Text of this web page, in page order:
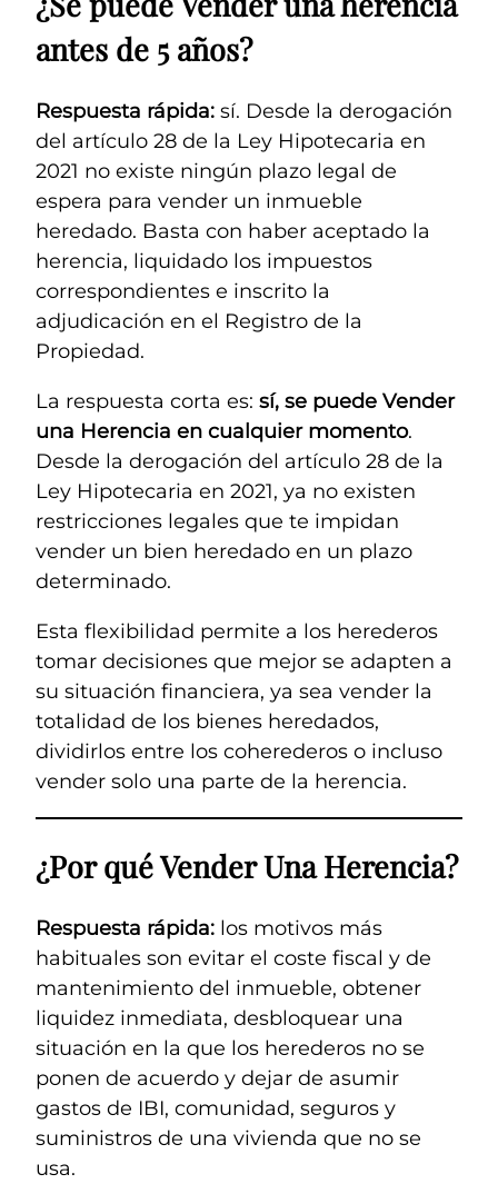
antes de 5 años?
Respuesta rápida: sí. Desde la derogación
del artículo 28 de la Ley Hipotecaria en
2021 no existe ningún plazo legal de
espera para vender un inmueble
heredado. Basta con haber aceptado la
herencia, liquidado los impuestos
correspondientes e inscrito la
adjudicación en el Registro de la
Propiedad.
La respuesta corta es: sí, se puede Vender
una Herencia en cualquier momento.
Desde la derogación del artículo 28 de la
Ley Hipotecaria en 2021, ya no existen
restricciones legales que te impidan
vender un bien heredado en un plazo
determinado.
Esta flexibilidad permite a los herederos
tomar decisiones que mejor se adapten a
su situación financiera, ya sea vender la
totalidad de los bienes heredados,
dividirlos entre los coherederos o incluso
vender solo una parte de la herencia.
¿Por qué Vender Una Herencia?
Respuesta rápida: los motivos más
habituales son evitar el coste fiscal y de
mantenimiento del inmueble, obtener
liquidez inmediata, desbloquear una
situación en la que los herederos no se
ponen de acuerdo y dejar de asumir
gastos de IBI, comunidad, seguros y
suministros de una vivienda que no se
usa.